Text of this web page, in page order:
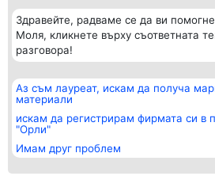
Здравейте, радваме се да ви
Моля, кликнете върху съответната
разговора!
Аз съм лауреат, искам да получа
материали
искам да регистрирам фирмата си в
"Орли"
Имам друг проблем
Организатор на
класиране
BulevardulAleea Timișul De
Sus Nr. 2, Bl. A30, Sc. A, Et.
4, Ap. 13
București 53-238
Класация
всички
Статут/Устав